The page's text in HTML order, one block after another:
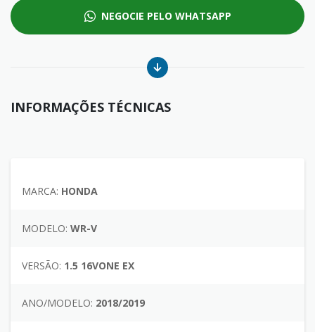
NEGOCIE PELO WHATSAPP
INFORMAÇÕES TÉCNICAS
MARCA: HONDA
MODELO: WR-V
VERSÃO: 1.5 16VONE EX
ANO/MODELO: 2018/2019